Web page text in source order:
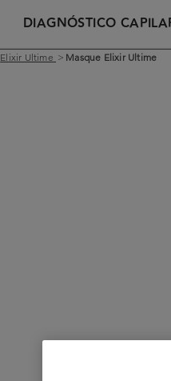
DIAGNÓSTICO
Elixir Ultime > Masque Elixir Ultime